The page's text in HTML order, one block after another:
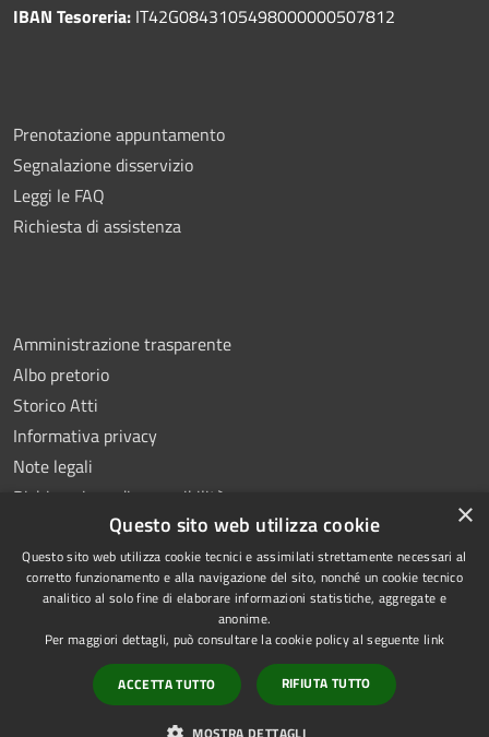
IBAN Tesoreria: IT42G0843105498000000507812
Prenotazione appuntamento
Segnalazione disservizio
Leggi le FAQ
Richiesta di assistenza
Amministrazione trasparente
Albo pretorio
Storico Atti
Informativa privacy
Note legali
Dichiarazione di accessibilità
RSS
Accessibilità
Copyright © 2026 • Comune di
Montoro • Powered by
Municipium•Accesso
redazione
×
Questo sito web utilizza cookie
Questo sito web utilizza cookie tecnici e assimilati strettamente necessari al
corretto funzionamento e alla navigazione del sito, nonché un cookie tecnico
analitico al solo fine di elaborare informazioni statistiche, aggregate e
anonime.
Per maggiori dettagli, può consultare la cookie policy al seguente link
ACCETTA TUTTO RIFIUTA TUTTO